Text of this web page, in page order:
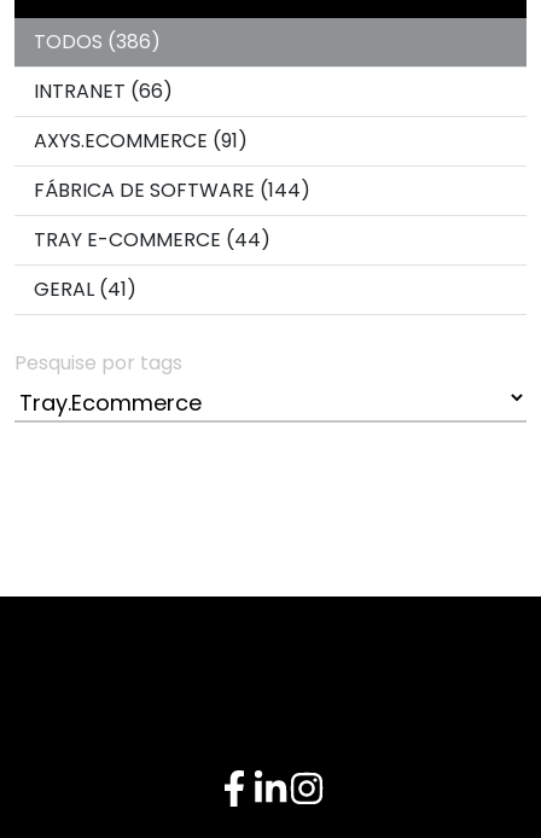
TODOS (386)
INTRANET (66)
AXYS.ECOMMERCE (91)
FÁBRICA DE SOFTWARE (144)
TRAY E-COMMERCE (44)
GERAL (41)
Pesquise por tags